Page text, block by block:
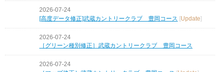
2026-07-24
[高度データ修正]武蔵カントリークラブ 豊岡コース [Update]
2026-07-24
［グリーン種別修正］武蔵カントリークラブ 豊岡コース
2026-07-24